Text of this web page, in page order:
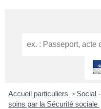
Accueil particuliers > Social
soins par la Sécurité sociale